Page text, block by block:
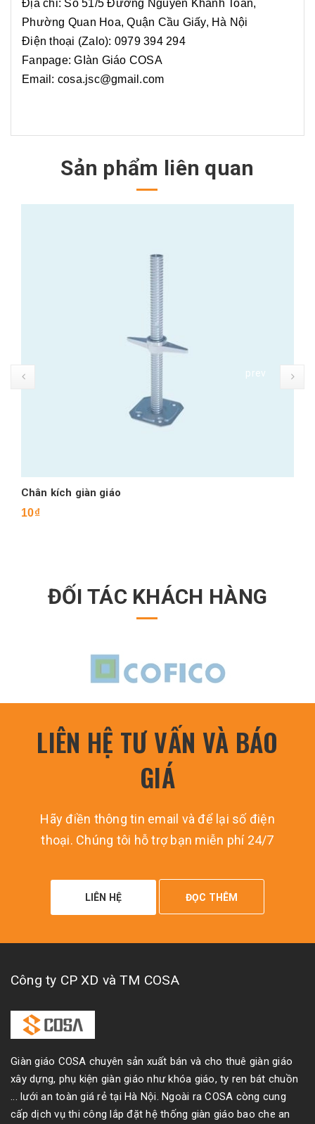
Địa chỉ: Số 51/5 Đường Nguyễn Khánh Toàn,
Phường Quan Hoa, Quận Cầu Giấy, Hà Nội
Điện thoại (Zalo): 0979 394 294
Fanpage: GIàn Giáo COSA
Email: cosa.jsc@gmail.com
Sản phẩm liên quan
Chân kích giàn giáo
10₫
prev
ĐỐI TÁC KHÁCH HÀNG
LIÊN HỆ TƯ VẤN VÀ BÁO
GIÁ
Hãy điền thông tin email và để lại số điện
thoại. Chúng tôi hỗ trợ bạn miễn phí 24/7
LIÊN HỆ ĐỌC THÊM
Công ty CP XD và TM COSA
Giàn giáo COSA chuyên sản xuất bán và cho thuê giàn giáo
xây dựng, phụ kiện giàn giáo như khóa giáo, ty ren bát chuồn
... lưới an toàn giá rẻ tại Hà Nội. Ngoài ra COSA còng cung
cấp dịch vụ thi công lắp đặt hệ thống giàn giáo bao che an